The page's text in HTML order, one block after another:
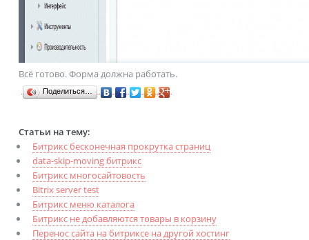
Всё готово. Форма должна работать.
Поделиться…
Статьи на тему:
Битрикс бесконечная прокрутка страниц
data-skip-moving битрикс
Битрикс многосайтовость
Bitrix server test
Битрикс меню каталога
Битрикс не добавляются товары в корзину
Перенос сайта на битриксе на другой хостинг